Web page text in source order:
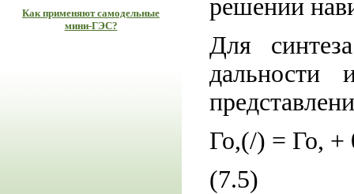
решении
Для
дальности
Го,(/) = Го,
(7.5)
Как применяют самодельные
мини-ГЭС?